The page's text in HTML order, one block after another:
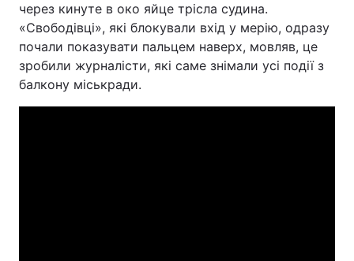
через кинуте в око яйце трісла судина.
«Свободівці», які блокували вхід у мерію, одразу
почали показувати пальцем наверх, мовляв, це
зробили журналісти, які саме знімали усі події з
балкону міськради.